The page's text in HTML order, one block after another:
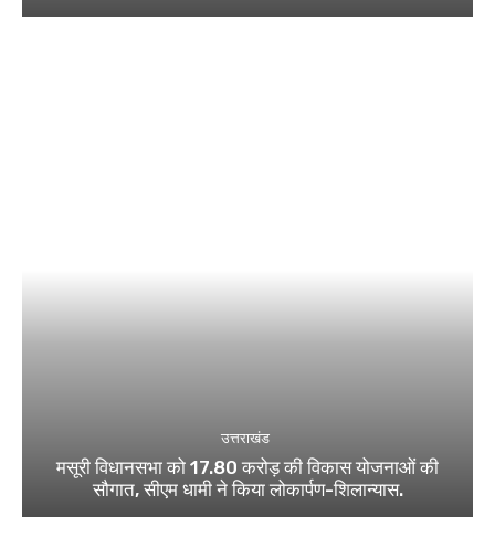
उत्तराखंड
मसूरी विधानसभा को 17.80 करोड़ की विकास योजनाओं की
सौगात, सीएम धामी ने किया लोकार्पण-शिलान्यास.